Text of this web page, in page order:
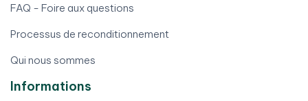
FAQ - Foire aux questions
Processus de reconditionnement
Qui nous sommes
Informations